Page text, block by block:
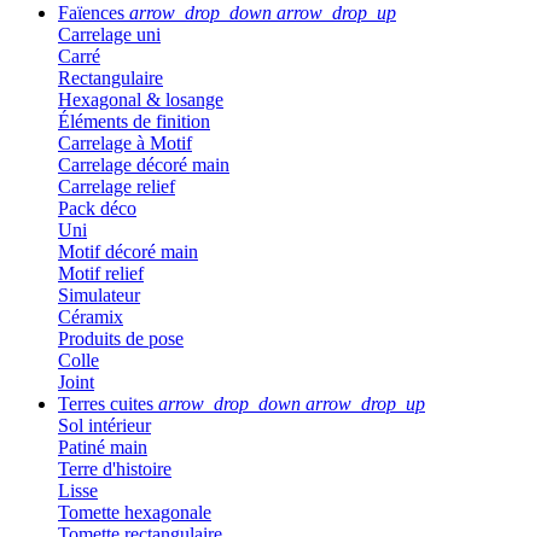
Faïences arrow_drop_down arrow_drop_up
Carrelage uni
Carré
Rectangulaire
Hexagonal & losange
Éléments de finition
Carrelage à Motif
Carrelage décoré main
Carrelage relief
Pack déco
Uni
Motif décoré main
Motif relief
Simulateur
Céramix
Produits de pose
Colle
Joint
Terres cuites arrow_drop_down arrow_drop_up
Sol intérieur
Patiné main
Terre d'histoire
Lisse
Tomette hexagonale